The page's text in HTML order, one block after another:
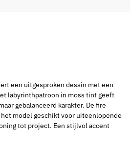
een uitgesproken dessin met een
labyrinthpatroon in moss tint geeft
gebalanceerd karakter. De fire
model geschikt voor uiteenlopende
tot project. Een stijlvol accent